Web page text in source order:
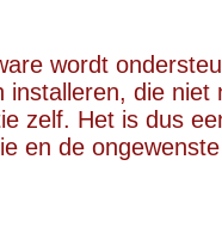
wordt
die niet
zelf. Het is dus
en de